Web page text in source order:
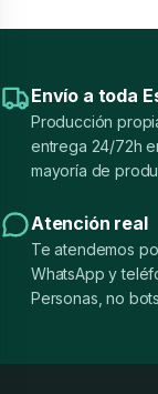
Envío a toda
Producción
entrega 24/72h
mayoría de
Atención real
Te atendemos
WhatsApp y
Personas, no